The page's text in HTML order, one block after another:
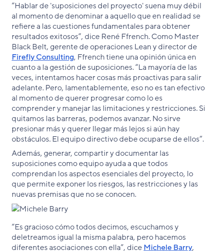
“Hablar de 'suposiciones del proyecto' suena muy débil
al momento de denominar a aquello que en realidad se
refiere a las cuestiones fundamentales para obtener
resultados exitosos”, dice René Ffrench. Como Master
Black Belt, gerente de operaciones Lean y director de
Firefly Consulting, Ffrench tiene una opinión única en
cuanto a la gestión de suposiciones. “La mayoría de las
veces, intentamos hacer cosas más proactivas para salir
adelante. Pero, lamentablemente, eso no es tan efectivo
al momento de querer progresar como lo es
comprender y manejar las limitaciones y restricciones. Si
quitamos las barreras, podemos avanzar. No sirve
presionar más y querer llegar más lejos si aún hay
obstáculos. El equipo directivo debe ocuparse de ellos”.
Además, generar, compartir y documentar las
suposiciones como equipo ayuda a que todos
comprendan los aspectos esenciales del proyecto, lo
que permite exponer los riesgos, las restricciones y las
nuevas premisas que no se conocen.
“Es gracioso cómo todos decimos, escuchamos y
deletreamos igual la misma palabra, pero hacemos
diferentes asociaciones con ella”, diceMichele Barry,